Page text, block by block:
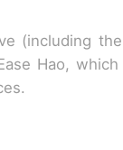
(including
Hao,